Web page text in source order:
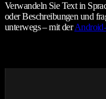
Verwandeln Sie Text in
oder Beschreibungen und
unterwegs – mit der